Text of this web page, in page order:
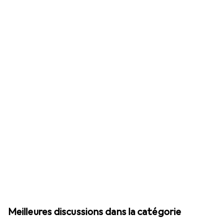
Meilleures discussions dans la catégorie